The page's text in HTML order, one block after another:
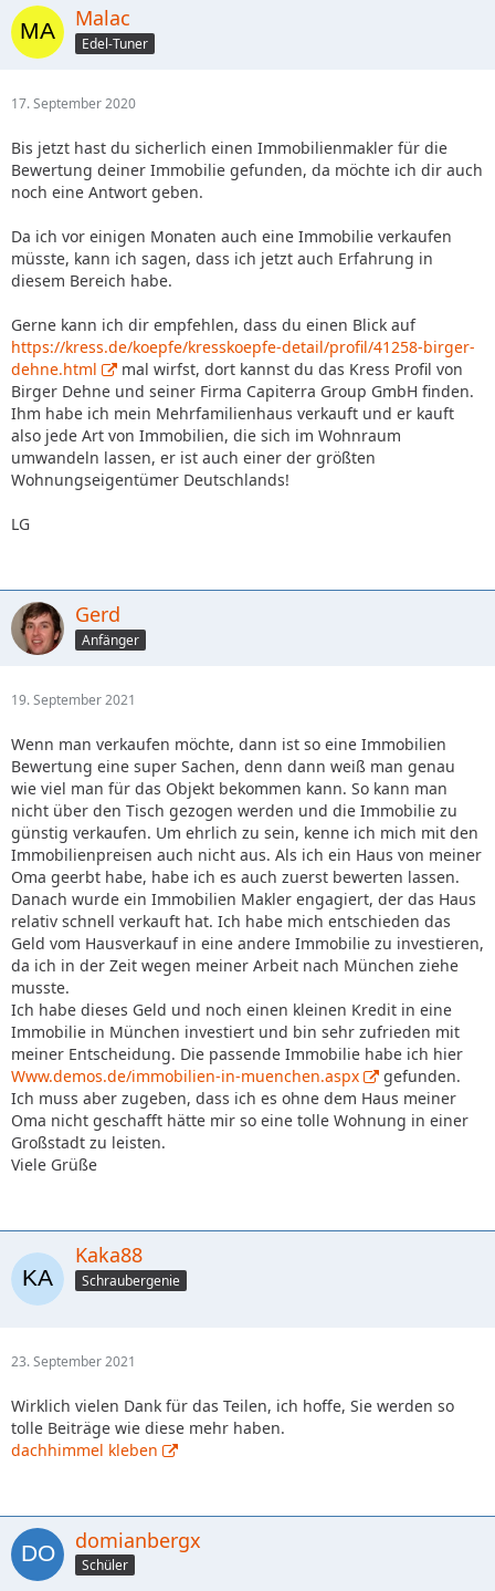
Malac
Edel-Tuner
17. September 2020
Bis jetzt hast du sicherlich einen Immobilienmakler für die
Bewertung deiner Immobilie gefunden, da möchte ich dir auch
noch eine Antwort geben.
Da ich vor einigen Monaten auch eine Immobilie verkaufen
müsste, kann ich sagen, dass ich jetzt auch Erfahrung in
diesem Bereich habe.
Gerne kann ich dir empfehlen, dass du einen Blick auf
https://kress.de/koepfe/kresskoepfe-detail/profil/41258-birger-
dehne.html
mal wirfst, dort kannst du das Kress Profil von
Birger Dehne und seiner Firma Capiterra Group GmbH finden.
Ihm habe ich mein Mehrfamilienhaus verkauft und er kauft
also jede Art von Immobilien, die sich im Wohnraum
umwandeln lassen, er ist auch einer der größten
Wohnungseigentümer Deutschlands!
LG
Gerd
Anfänger
19. September 2021
Wenn man verkaufen möchte, dann ist so eine Immobilien
Bewertung eine super Sachen, denn dann weiß man genau
wie viel man für das Objekt bekommen kann. So kann man
nicht über den Tisch gezogen werden und die Immobilie zu
günstig verkaufen. Um ehrlich zu sein, kenne ich mich mit den
Immobilienpreisen auch nicht aus. Als ich ein Haus von meiner
Oma geerbt habe, habe ich es auch zuerst bewerten lassen.
Danach wurde ein Immobilien Makler engagiert, der das Haus
relativ schnell verkauft hat. Ich habe mich entschieden das
Geld vom Hausverkauf in eine andere Immobilie zu investieren,
da ich in der Zeit wegen meiner Arbeit nach München ziehe
musste.
Ich habe dieses Geld und noch einen kleinen Kredit in eine
Immobilie in München investiert und bin sehr zufrieden mit
meiner Entscheidung. Die passende Immobilie habe ich hier
Www.demos.de/immobilien-in-muenchen.aspx
gefunden.
Ich muss aber zugeben, dass ich es ohne dem Haus meiner
Oma nicht geschafft hätte mir so eine tolle Wohnung in einer
Großstadt zu leisten.
Viele Grüße
Kaka88
Schraubergenie
23. September 2021
Wirklich vielen Dank für das Teilen, ich hoffe, Sie werden so
tolle Beiträge wie diese mehr haben.
dachhimmel kleben
domianbergx
Schüler